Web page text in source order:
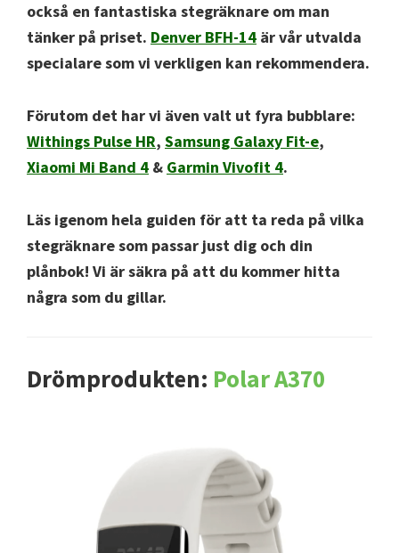
också en fantastiska stegräknare om man
tänker på priset. Denver BFH-14 är vår utvalda
specialare som vi verkligen kan rekommendera.
Förutom det har vi även valt ut fyra bubblare:
Withings Pulse HR, Samsung Galaxy Fit-e,
Xiaomi Mi Band 4 & Garmin Vivofit 4.
Läs igenom hela guiden för att ta reda på vilka
stegräknare som passar just dig och din
plånbok! Vi är säkra på att du kommer hitta
några som du gillar.
Drömprodukten: Polar A370